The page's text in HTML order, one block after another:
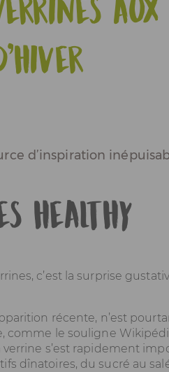
d’inspiration
healthy
c’est la surprise
récente, n’est
comme le souligne
verrine s’est rapidement
dînatoires, du sucré au